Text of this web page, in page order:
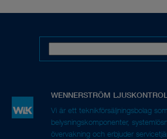
Vi är ett teknikförsäljningsbolag
belysningskomponenter,
övervakning och erbjuder